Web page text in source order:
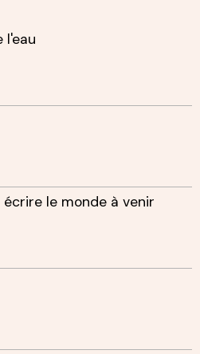
l'eau
: écrire le monde à venir